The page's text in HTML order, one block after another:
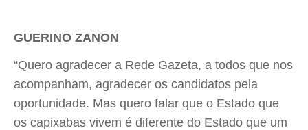
GUERINO ZANON
“Quero agradecer a Rede Gazeta, a todos que nos
acompanham, agradecer os candidatos pela
oportunidade. Mas quero falar que o Estado que
os capixabas vivem é diferente do Estado que um